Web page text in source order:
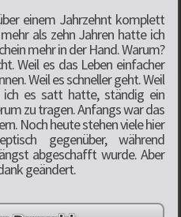
einem Jahrzehnt komplett
als zehn Jahren hatte ich
mehr in der Hand. Warum?
Weil es das Leben einfacher
Weil es schneller geht. Weil
ich es satt hatte, ständig ein
zu tragen. Anfangs war das
Noch heute stehen viele hier
gegenüber, während
abgeschafft wurde. Aber
geändert.